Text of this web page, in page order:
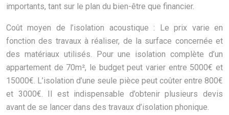
importants, tant sur le plan du bien-être que financier.
Coût moyen de l’isolation acoustique : Le prix varie en
fonction des travaux à réaliser, de la surface concernée et
des matériaux utilisés. Pour une isolation complète d’un
appartement de 70m², le budget peut varier entre 5000€ et
15000€. L’isolation d’une seule pièce peut coûter entre 800€
et 3000€. Il est indispensable d’obtenir plusieurs devis
avant de se lancer dans des travaux d’isolation phonique.